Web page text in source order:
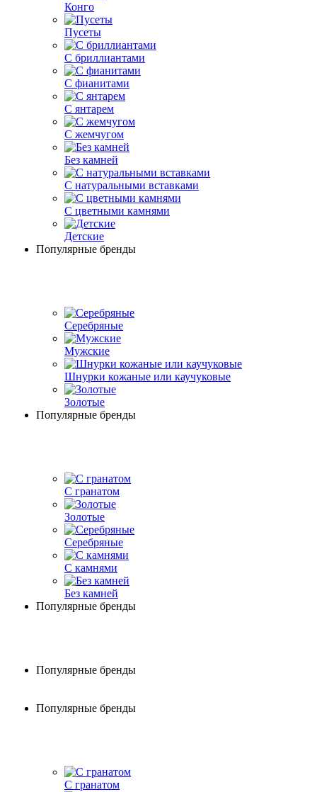
Конго
Пусеты
С бриллиантами
С фианитами
С янтарем
С жемчугом
Без камней
С натуральными вставками
С цветными камнями
Детские
Популярные бренды
Серебряные
Мужские
Шнурки кожаные или каучуковые
Золотые
Популярные бренды
С гранатом
Золотые
Серебряные
С камнями
Без камней
Популярные бренды
Популярные бренды
Популярные бренды
С гранатом